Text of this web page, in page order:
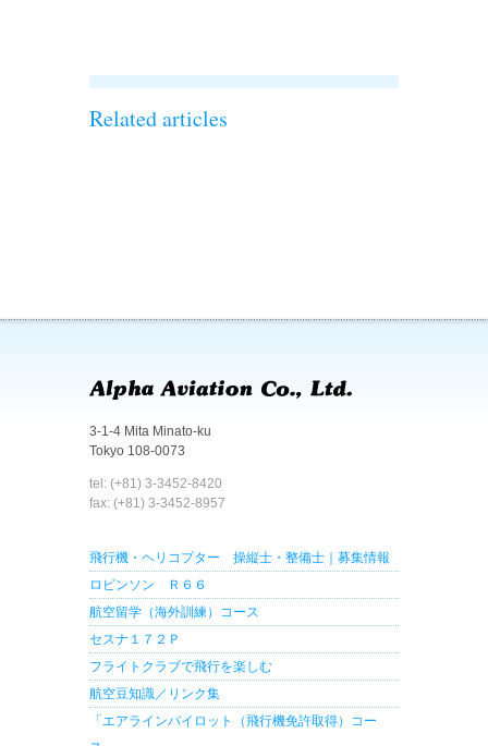
Related articles
3-1-4 Mita Minato-ku
Tokyo 108-0073
tel: (+81) 3-3452-8420
fax: (+81) 3-3452-8957
飛行機・ヘリコプター 操縦士・整備士｜募集情報
ロビンソン Ｒ６６
航空留学（海外訓練）コース
セスナ１７２Ｐ
フライトクラブで飛行を楽しむ
航空豆知識／リンク集
「エアラインパイロット（飛行機免許取得）コー